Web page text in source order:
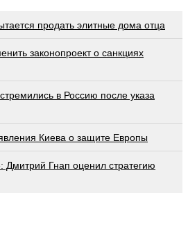
продать элитные дома отца
законопроект о санкциях
в Россию после указа
Киева о защите Европы
Дмитрий Гнап оценил стратегию